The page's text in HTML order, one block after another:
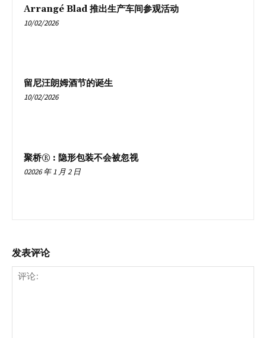
Arrangé Blad 推出生产车间参观活动
10/02/2026
留尼汪朗姆酒节的诞生
10/02/2026
聚桥® : 隐形包装不会被忽视
02026 年 1 月 2 日
发表评论